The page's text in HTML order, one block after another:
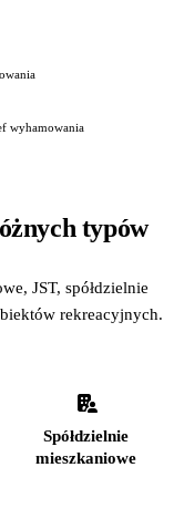
wyhamowania
typów
JST, spółdzielnie
rekreacyjnych.
Spółdzielnie
mieszkaniowe